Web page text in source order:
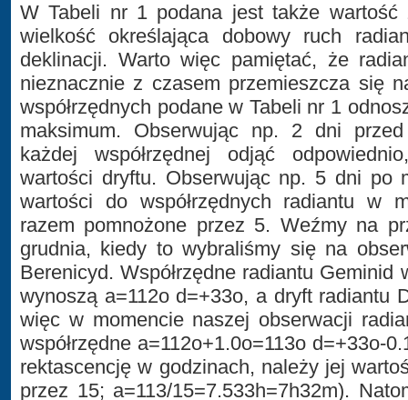
W Tabeli nr 1 podana jest także wartość
wielkość określająca dobowy ruch
deklinacji. Warto więc pamiętać, że
nieznacznie z czasem przemieszcza się
współrzędnych podane w Tabeli nr 1
maksimum. Obserwując np. 2 dni
każdej współrzędnej odjąć
wartości dryftu. Obserwując np. 5 dni po
wartości do współrzędnych radiantu w
razem pomnożone przez 5. Weźmy na
grudnia, kiedy to wybraliśmy się na
Berenicyd. Współrzędne radiantu Geminid
wynoszą a=112o d=+33o, a dryft radiantu
więc w momencie naszej obserwacji
współrzędne a=112o+1.0o=113o d=+33o-
rektascencję w godzinach, należy jej
przez 15; a=113/15=7.533h=7h32m).